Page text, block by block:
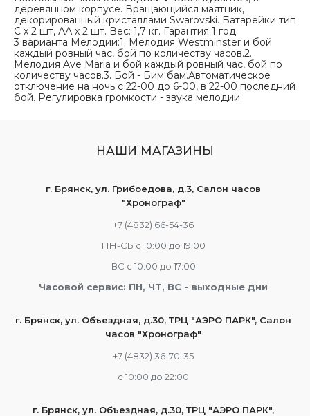
деревянном корпусе. Вращающийся маятник,
декорированный кристаллами Swarovski. Батарейки тип
С х 2 шт, АА x 2 шт. Вес: 1,7 кг. Гарантия 1 год.
3 варианта Мелодии:1. Мелодия Westminster и бой
каждый ровный час, бой по количеству часов.2.
Мелодия Ave Maria и бой каждый ровный час, бой по
количеству часов.3. Бой - Бим бам.Автоматическое
отключение на ночь с 22-00 до 6-00, в 22-00 последний
бой. Регулировка громкости - звука мелодии.
НАШИ МАГАЗИНЫ
г. Брянск, ул. Грибоедова, д.3, Салон часов
"Хронограф"
+7 (4832) 66-54-36
ПН-СБ с 10:00 до 19:00
ВС с 10:00 до 17:00
Часовой сервис: ПН, ЧТ, ВС - выходные дни
г. Брянск, ул. Объездная, д.30, ТРЦ "АЭРО ПАРК", Салон
часов "Хронограф"
+7 (4832) 36-70-35
c 10:00 до 22:00
г. Брянск, ул. Объездная, д.30, ТРЦ "АЭРО ПАРК",